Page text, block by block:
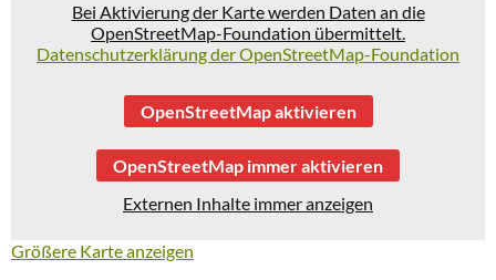
Bei Aktivierung der Karte werden Daten an die
OpenStreetMap-Foundation übermittelt.
Datenschutzerklärung der OpenStreetMap-Foundation
OpenStreetMap aktivieren
OpenStreetMap immer aktivieren
Externen Inhalte immer anzeigen
Größere Karte anzeigen